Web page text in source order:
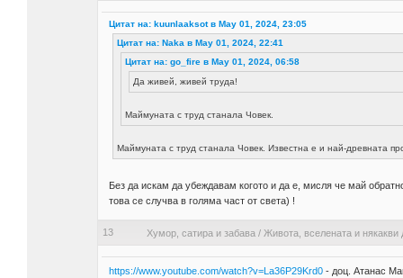
Цитат на: kuunlaaksot в May 01, 2024, 23:05
Цитат на: Naka в May 01, 2024, 22:41
Цитат на: go_fire в May 01, 2024, 06:58
Да живей, живей труда!
Маймуната с труд станала Човек.
Маймуната с труд станала Човек. Известна е и най-древната
Без да искам да убеждавам когото и да е, мисля че май
това се случва в голяма част от света) !
13 Хумор, сатира и забава / Живота, вселената и някакви
https://www.youtube.com/watch?v=La36P29Krd0- доц. Атанас